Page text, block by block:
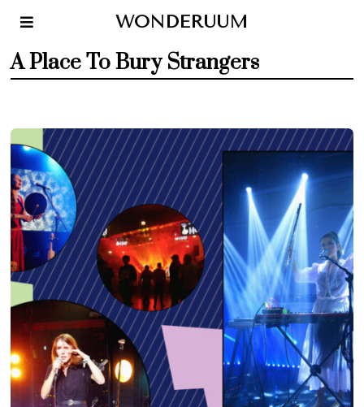
WONDERUUM
A Place To Bury Strangers